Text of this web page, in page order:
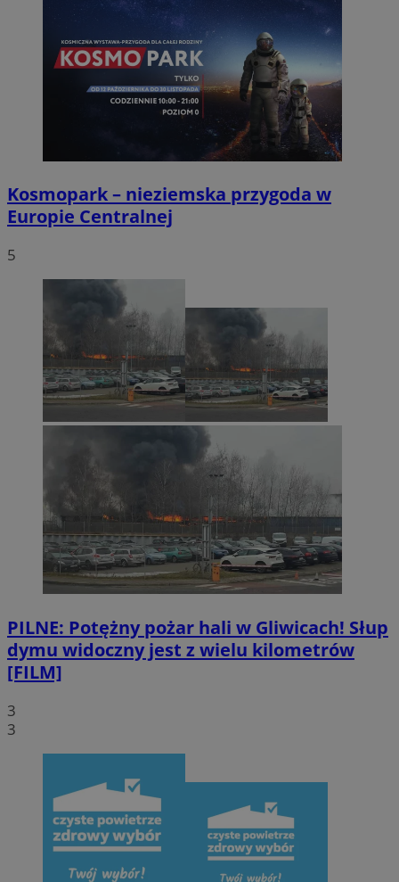
Kosmopark – nieziemska przygoda w
Europie Centralnej
5
PILNE: Potężny pożar hali w Gliwicach! Słup
dymu widoczny jest z wielu kilometrów
[FILM]
3
3